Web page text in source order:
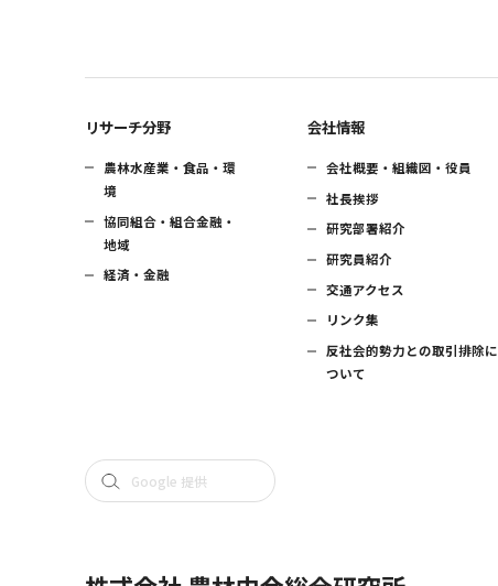
リサーチ分野
農林水産業・食品・環
境
協同組合・組合金融・
地域
経済・金融
会社情報
会社概要・組織図・役員
社長挨拶
研究部署紹介
研究員紹介
交通アクセス
リンク集
反社会的勢力との取引排除に
ついて